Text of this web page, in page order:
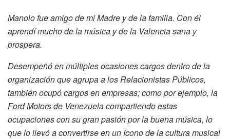
Manolo fue amigo de mi Madre y de la familia. Con él
aprendí mucho de la música y de la Valencia sana y
prospera.
Desempeñó en múltiples ocasiones cargos dentro de la
organización que agrupa a los Relacionistas Públicos,
también ocupó cargos en empresas; como por ejemplo, la
Ford Motors de Venezuela compartiendo estas
ocupaciones con su gran pasión por la buena música, lo
que lo llevó a convertirse en un ícono de la cultura musical